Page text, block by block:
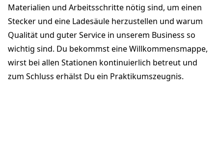
Materialien und Arbeitsschritte nötig sind, um einen
Stecker und eine Ladesäule herzustellen und warum
Qualität und guter Service in unserem Business so
wichtig sind. Du bekommst eine Willkommensmappe,
wirst bei allen Stationen kontinuierlich betreut und
zum Schluss erhälst Du ein Praktikumszeugnis.